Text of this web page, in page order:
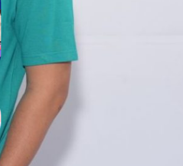
Tidak Lolos UTBK SNBT di PTN?
Jangan Khawatir, Ini Jalan
Terbaikmu untuk Tetap Kuliah
di Kampus Berkualitas
Bimbel UTBK SNBT di Teluk
Wondama Gratis Terbaik